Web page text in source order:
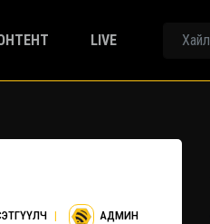
LIVE
| АДМИН